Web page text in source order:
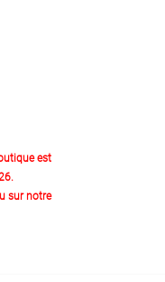
est
sur notre